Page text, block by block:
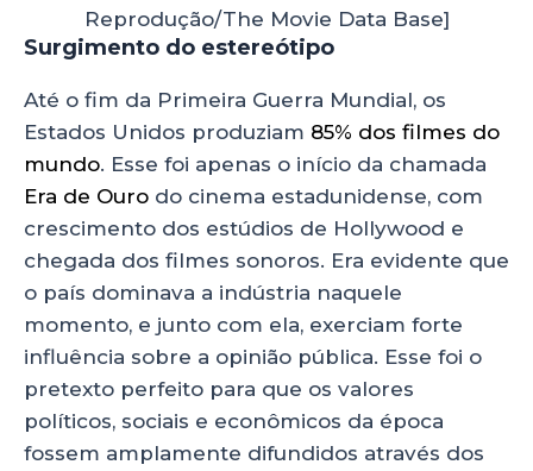
Reprodução/The Movie Data Base]
Surgimento do estereótipo
Até o fim da Primeira Guerra Mundial, os
Estados Unidos produziam 85% dos filmes do
mundo. Esse foi apenas o início da chamada
Era de Ouro do cinema estadunidense, com
crescimento dos estúdios de Hollywood e
chegada dos filmes sonoros. Era evidente que
o país dominava a indústria naquele
momento, e junto com ela, exerciam forte
influência sobre a opinião pública. Esse foi o
pretexto perfeito para que os valores
políticos, sociais e econômicos da época
fossem amplamente difundidos através dos